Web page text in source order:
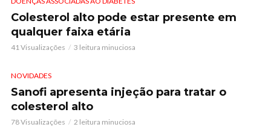
Colesterol alto pode estar presente em
qualquer faixa etária
41 Visualizações 3 leitura minuciosa
NOVIDADES
Sanofi apresenta injeção para tratar o
colesterol alto
78 Visualizações 2 leitura minuciosa